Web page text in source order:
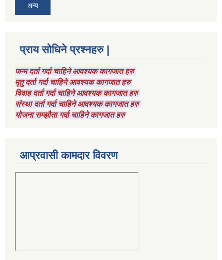
अन्य
प्राय सोधिने प्रश्नहरु |
जन्म दर्ता गर्दा चाहिने आवश्यक कागजात हरु
मृतु दर्ता गर्दा चाहिने आवश्यक कागजात हरु
विवाह दर्ता गर्दा चाहिने आवश्यक कागजात हरु
संस्था दर्ता गर्दा चाहिने आवश्यक कागजात हरु
योजना सम्झौता गर्दा चाहिने कागजात हरु
आप्रवासी कामदार विवरण